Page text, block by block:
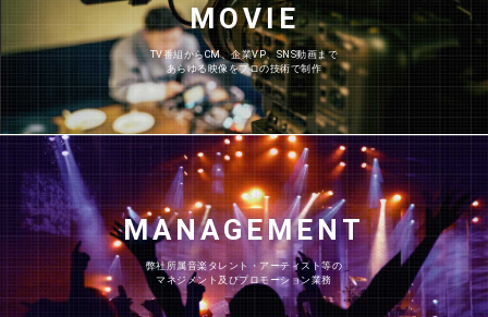
MOVIE
TV番組からCM、企業VP、SNS動画まで
あらゆる映像をプロの技術で制作
MANAGEMENT
弊社所属音楽タレント・アーティスト等の
マネジメント及びプロモーション業務